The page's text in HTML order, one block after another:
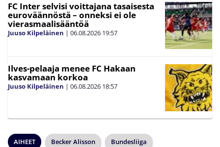
FC Inter selvisi voittajana tasaisesta
euroväännöstä – onneksi ei ole
vierasmaalisääntöä
Juuso Kilpeläinen | 06.08.2026 19:57
Ilves-pelaaja menee FC Hakaan
kasvamaan korkoa
Juuso Kilpeläinen | 06.08.2026 18:57
AIHEET Becker Alisson Bundesliiga